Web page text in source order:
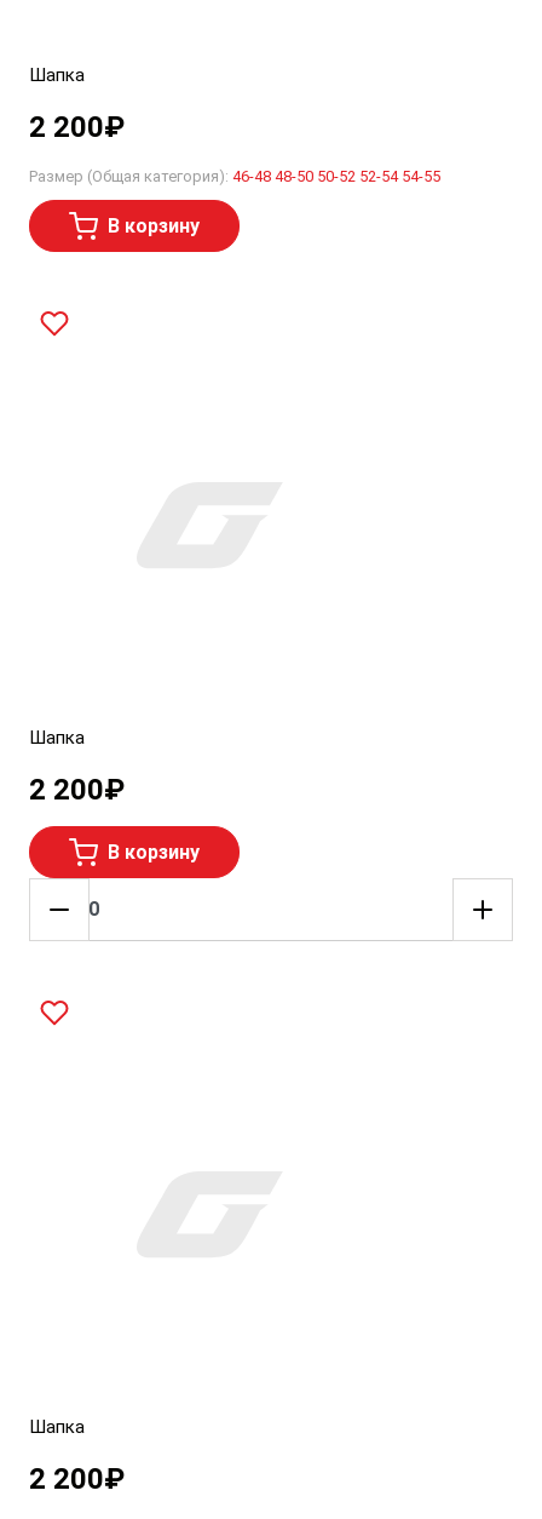
Шапка
2 200₽
Размер (Общая категория): 46-48 48-50 50-52 52-54 54-55
В корзину
Шапка
2 200₽
В корзину
Шапка
2 200₽